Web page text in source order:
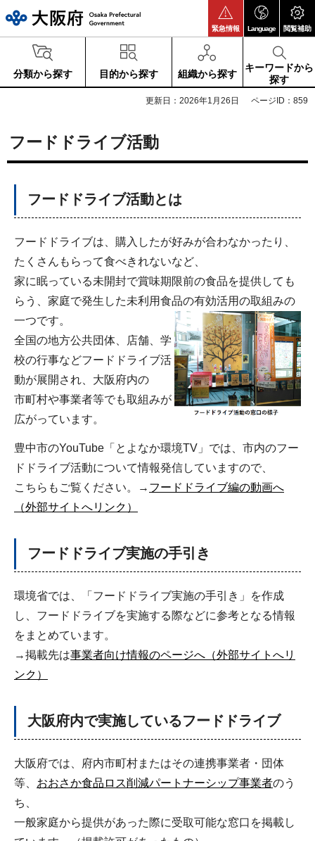
緊急情報 Language 閲覧補助
分類から探す 目的から探す 組織から探す
キーワードから
探す
更新日：2026年1月26日 ページID：859
フードドライブ活動
フードドライブ活動とは
フードドライブは、購入したが好みが合わなかったり、
たくさんもらって食べきれないなど、
家に眠っている未開封で賞味期限前の食品を提供しても
らう、家庭で発生した未利用食品の有効活用の取組みの
一つです。
全国の地方公共団体、店舗、学
校の行事などフードドライブ活
動が展開され、大阪府内の
市町村や事業者等でも取組みが
広がっています。
豊中市のYouTube「とよなか環境TV」では、市内のフー
ドドライブ活動について情報発信していますので、
こちらもご覧ください。→ フードドライブ編の動画へ
（外部サイトへリンク）
フードドライブ実施の手引き
環境省では、「フードドライブ実施の手引き」を作成
し、フードドライブを実施する際などに参考となる情報
をまとめています。
→掲載先は事業者向け情報のページへ（外部サイトへリ
ンク）
大阪府内で実施しているフードドライブ
大阪府では、府内市町村またはその連携事業者・団体
等、 おおさか食品ロス削減パートナーシップ事業者のう
ち、
一般家庭から提供があった際に受取可能な窓口を掲載し